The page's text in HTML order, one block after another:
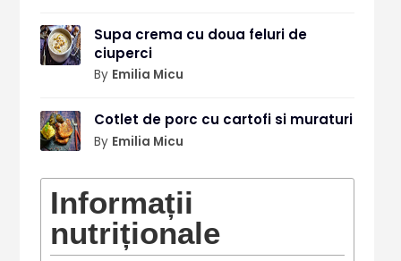
Supa crema cu doua feluri de
ciuperci
By Emilia Micu
Cotlet de porc cu cartofi si muraturi
By Emilia Micu
Informații
nutriționale